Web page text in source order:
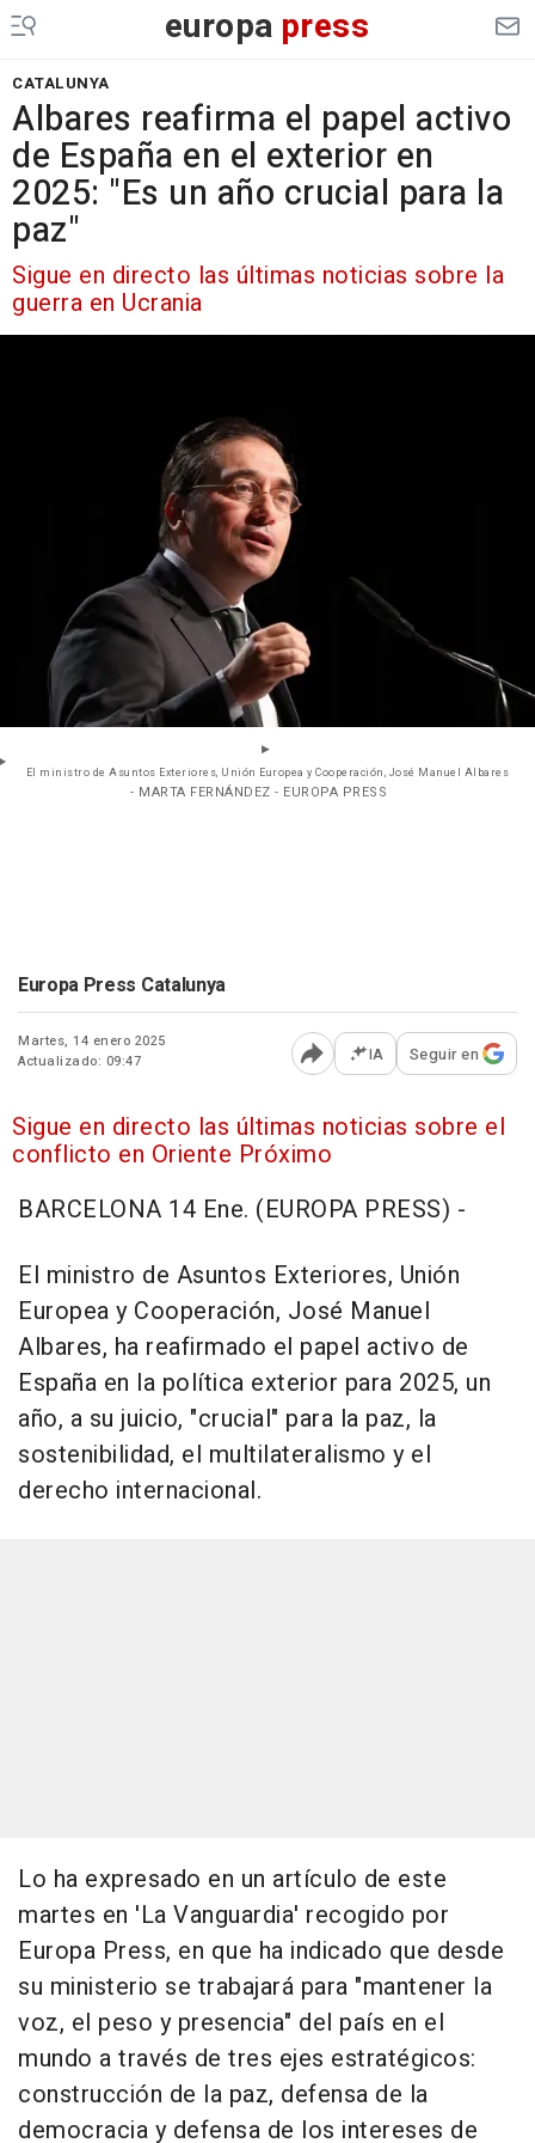
europa press
CATALUNYA
Albares reafirma el papel activo
de España en el exterior en
2025: "Es un año crucial para la
paz"
Sigue en directo las últimas noticias sobre la
guerra en Ucrania
El ministro de Asuntos Exteriores, Unión Europea y Cooperación, José Manuel Albares
- MARTA FERNÁNDEZ - EUROPA PRESS
Europa Press Catalunya
Martes, 14 enero 2025
Actualizado: 09:47
Abrir opciones para
IA Seguir en
Sigue en directo las últimas noticias sobre el
conflicto en Oriente Próximo
BARCELONA 14 Ene. (EUROPA PRESS) -
El ministro de Asuntos Exteriores, Unión
Europea y Cooperación, José Manuel
Albares, ha reafirmado el papel activo de
España en la política exterior para 2025, un
año, a su juicio, "crucial" para la paz, la
sostenibilidad, el multilateralismo y el
derecho internacional.
Lo ha expresado en un artículo de este
martes en 'La Vanguardia' recogido por
Europa Press, en que ha indicado que desde
su ministerio se trabajará para "mantener la
voz, el peso y presencia" del país en el
mundo a través de tres ejes estratégicos:
construcción de la paz, defensa de la
democracia y defensa de los intereses de